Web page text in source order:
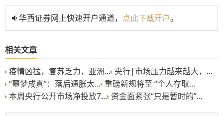
华西证券网上快速开户通道， 点此下载开户。
相关文章
疫情凶猛，复苏乏力，亚洲... 央行|市场压力越来越大，...
“噩梦成真”：落后通胀太... 重磅新规将至 “个人存取...
本周央行公开市场净投放7... 资金面紧张“只是暂时的”...